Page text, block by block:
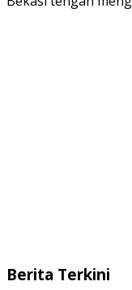
Berita Terkini